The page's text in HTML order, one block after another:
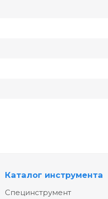
Каталог инструмента
Специнструмент